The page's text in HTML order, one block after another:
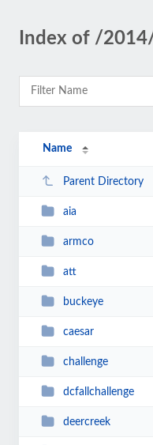
Index of /
Name
Parent Directory
aia
armco
att
buckeye
caesar
challenge
dcfallchallenge
deercreek